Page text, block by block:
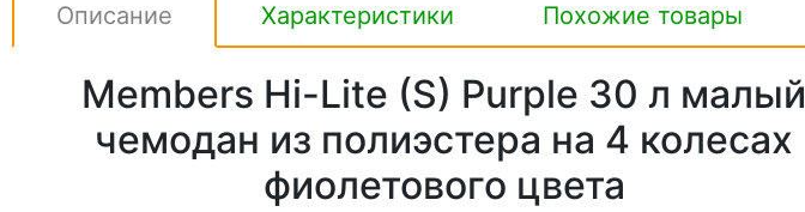
Описание Характеристики Похожие товары
Members Hi-Lite (S) Purple 30 л малый
чемодан из полиэстера на 4 колесах
фиолетового цвета